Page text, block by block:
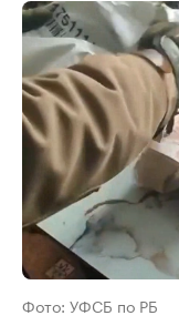
Фото: УФСБ по РБ